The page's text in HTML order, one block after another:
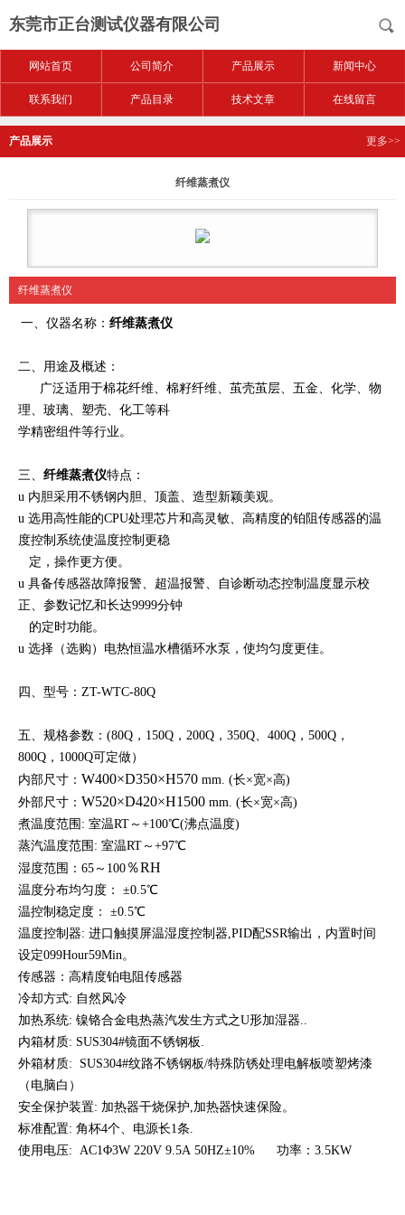
东莞市正台测试仪器有限公司
网站首页 公司简介 产品展示 新闻中心
联系我们 产品目录 技术文章 在线留言
产品展示 更多>>
纤维蒸煮仪
纤维蒸煮仪
一、仪器名称： 纤维蒸煮仪
二、用途及概述：
广泛适用于棉花纤维、棉籽纤维、茧壳茧层、五金、化学、物
理、玻璃、塑壳、化工等科
学精密组件等行业 。
三、 纤维蒸煮仪特点：
u 内胆采用不锈钢内胆、顶盖、造型新颖美观。
u 选用高性能的CPU处理芯片和高灵敏、高精度的铂阻传感器的温
度控制系统使温度控制更稳
定 ，操作更方便。
u 具备传感器故障报警、超温报警、自诊断动态控制温度显示校
正、参数记忆和长达9999分钟
的定时功能。
u 选择（选购）电热恒温水槽循环水泵，使均匀度更佳。
四、型号：ZT-WTC-80Q
五、规格参数：(80Q，150Q，200Q，350Q、400Q，500Q，
800Q， 1000Q可定做）
内部尺寸： W400×D350×H570 mm. (长×宽×高)
外部尺寸： W520×D420×H1500 mm. (长×宽×高)
煮温度范围: 室温RT～+100℃(沸点温度)
蒸汽温度范围: 室温RT～+97℃
湿度范围：65 ～ 1 00 ％RH
温度分布均匀度： ±0.5℃
温控制稳定度： ±0.5℃
温度控制器: 进口触摸屏温湿度控制器,PID配SSR输出，内置时间
设定099Hour59Min。
传感器：高精度铂电阻传感器
冷却方式: 自然风冷
加热系统: 镍铬合金电热蒸汽发生方式之U形加湿器..
内箱材质: SUS304#镜面不锈钢板.
外箱材质: SUS304#纹路不锈钢板/特殊防锈处理电解板喷塑烤漆
（电脑白）
安全保护装置: 加热器干烧保护,加热器快速保险。
标准配置: 角杯4个、电源长1条.
使用电压: AC1Φ3W 220V 9.5A 50HZ±10% 功率：3.5KW